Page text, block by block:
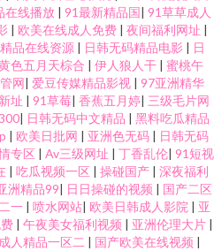
在线播放 | 91最新精品国| 91草草成人
| 欧美在线成人免费 | 夜间福利网址 |
品在线资源 | 日韩无码精品电影 | 日
色五月天棕合 | 伊人狼人干 | 蜜桃午
网| 爱豆传媒精品影视 | 97亚洲精华
址 | 91草莓| 香蕉五月婷| 三级毛片网
| 日韩无码中文精品 | 黑料吃瓜精品
| 欧美日批网 | 亚洲色无码 | 日韩无码
专区 | Av三级网址 | 丁香乱伦| 91短视
| 吃瓜视频一区 | 操碰国产 | 深夜福利
洲精品99| 日日操碰的视频 | 国产二区
一 | 喷水网站| 欧美日韩成人影院 | 亚
| 午夜美女福利视频 | 亚洲伦理大片 |
成人精品一区二 | 国产欧美在线视频 |